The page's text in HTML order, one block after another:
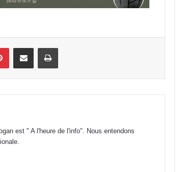
PinterestPartager par email Imprimer
est " A l'heure de l'info". Nous entendons
double congrès scientifique
paupérisation programmée des
agents de l’État !
Valery Ondo : « le Gabon n’a pas les
Services consulaires : Le traitement
des visas de routine pour le Gabon